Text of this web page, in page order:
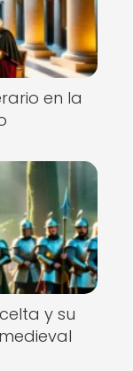
en la
y su